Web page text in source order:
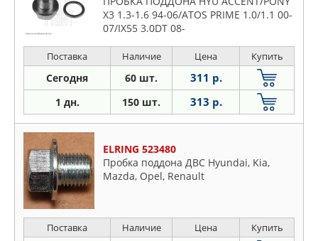
X3 1.3-1.6 94-06/ATOS PRIME 1.0/1.1 00-
07/IX55 3.0DT 08-
Поставка Наличие Цена Купить
Сегодня 60 шт. 311 р.
1 дн. 150 шт. 313 р.
ELRING 523480
Пробка поддона ДВС Hyundai, Kia,
Mazda, Opel, Renault
Поставка Наличие Цена Купить